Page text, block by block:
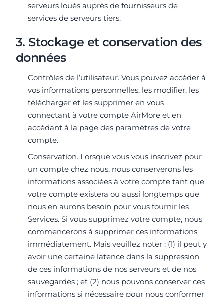
serveurs loués auprès de fournisseurs de
services de serveurs tiers.
3. Stockage et conservation des
données
Contrôles de l’utilisateur. Vous pouvez accéder à
vos informations personnelles, les modifier, les
télécharger et les supprimer en vous
connectant à votre compte AirMore et en
accédant à la page des paramètres de votre
compte.
Conservation. Lorsque vous vous inscrivez pour
un compte chez nous, nous conserverons les
informations associées à votre compte tant que
votre compte existera ou aussi longtemps que
nous en aurons besoin pour vous fournir les
Services. Si vous supprimez votre compte, nous
commencerons à supprimer ces informations
immédiatement. Mais veuillez noter : (1) il peut y
avoir une certaine latence dans la suppression
de ces informations de nos serveurs et de nos
sauvegardes ; et (2) nous pouvons conserver ces
informations si nécessaire pour nous conformer